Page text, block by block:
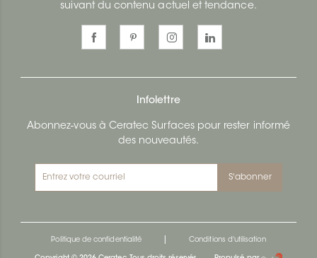
suivant du contenu actuel et tendance.
Infolettre
Abonnez-vous à Ceratec Surfaces pour rester informé
des nouveautés.
S'abonner
Politique de confidentialité Conditions d'utilisation